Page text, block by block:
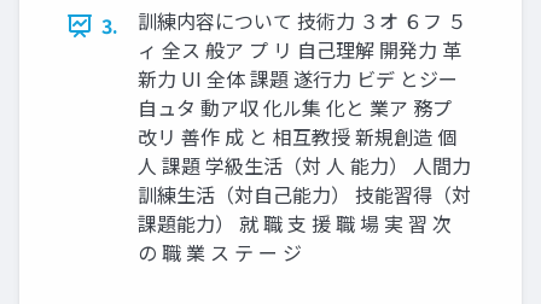
3.
訓練内容について 技術力 ３オ ６フ ５
ィ 全ス 般ア プ リ 自己理解 開発力 革
新力 UI 全体 課題 遂行力 ビデ とジー
自ュタ 動ア収 化ル集 化と 業ア 務プ
改リ 善作 成 と 相互教授 新規創造 個
人 課題 学級生活（対 人 能力） 人間力
訓練生活（対自己能力） 技能習得（対
課題能力） 就 職 支 援 職 場 実 習 次
の 職 業 ス テ ー ジ